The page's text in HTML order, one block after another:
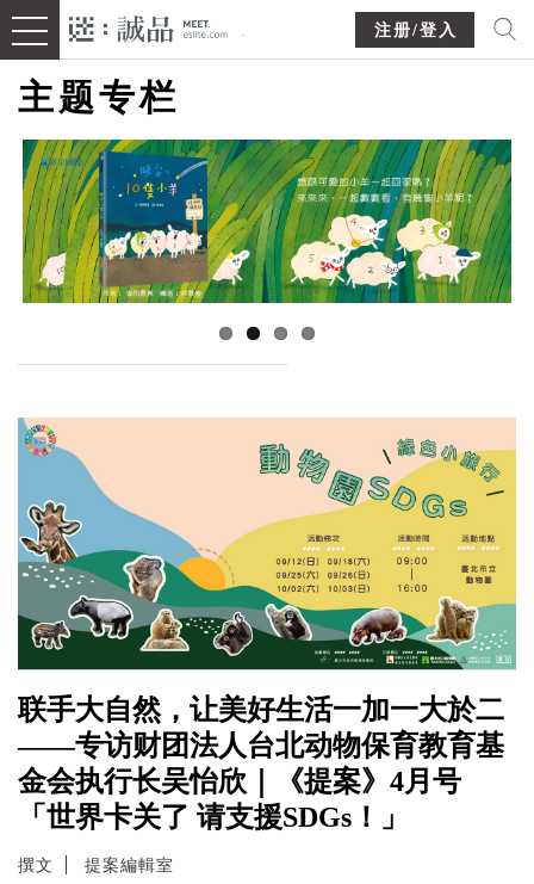
注册/登入
主题专栏
联手大自然，让美好生活一加一大於二
——专访财团法人台北动物保育教育基
金会执行长吴怡欣｜《提案》4月号
「世界卡关了 请支援SDGs！」
撰文 提案編輯室